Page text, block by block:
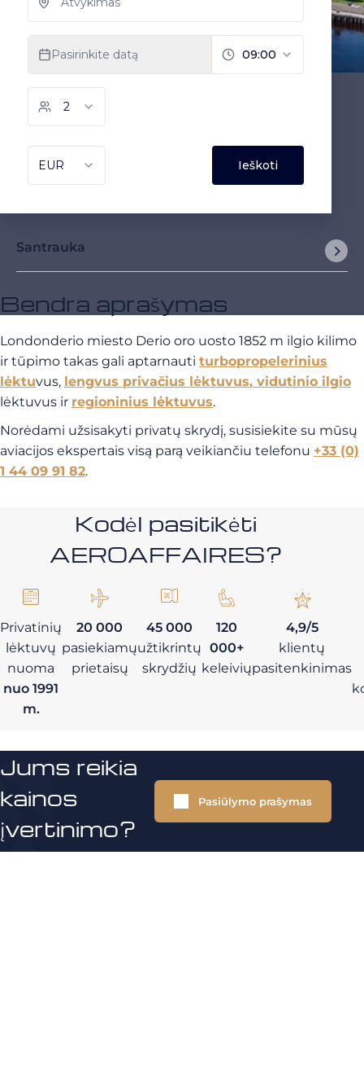
Santrauka
Bendra aprašymas
Londonderio miesto Derio oro uosto 1852 m ilgio kilimo
ir tūpimo takas gali aptarnauti turbopropelerinius
lėktuvus, lengvus privačius lėktuvus, vidutinio ilgio
lėktuvus ir regioninius lėktuvus.
Norėdami užsisakyti privatų skrydį, susisiekite su mūsų
aviacijos ekspertais visą parą veikiančiu telefonu +33 (0)
1 44 09 91 82.
Kodėl pasitikėti
AEROAFFAIRES?
Privatinių
lėktuvų
nuoma
nuo 1991
m.
20 000
pasiekiamų
prietaisų
45 000
užtikrintų
skrydžių
120
000+
keleivių
4,9/5
klientų
pasitenkinimas
Jums reikia
kainos
įvertinimo?
Pasiūlymo prašymas